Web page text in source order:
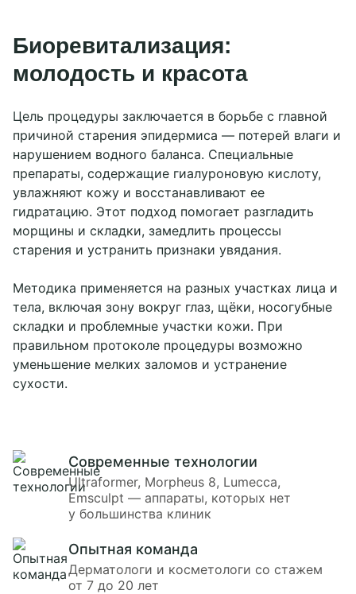
Биоревитализация:
молодость и красота
Цель процедуры заключается в борьбе с главной
причиной старения эпидермиса — потерей влаги и
нарушением водного баланса. Специальные
препараты, содержащие гиалуроновую кислоту,
увлажняют кожу и восстанавливают ее
гидратацию. Этот подход помогает разгладить
морщины и складки, замедлить процессы
старения и устранить признаки увядания.
Методика применяется на разных участках лица и
тела, включая зону вокруг глаз, щёки, носогубные
складки и проблемные участки кожи. При
правильном протоколе процедуры возможно
уменьшение мелких заломов и устранение
сухости.
Современные технологии
Ultraformer, Morpheus 8, Lumecca,
Emsculpt — аппараты, которых нет
у большинства клиник
Опытная команда
Дерматологи и косметологи со стажем
от 7 до 20 лет